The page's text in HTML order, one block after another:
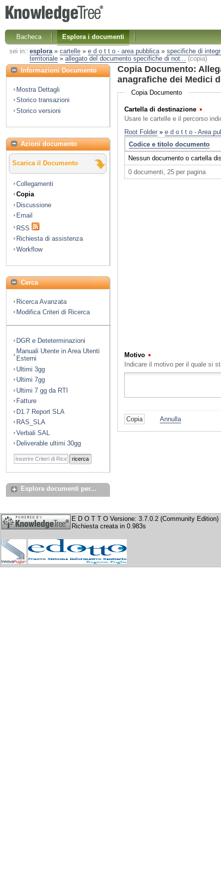
Bacheca
Esplora i documenti
sei in:: esplora» cartelle» e d o t t o - area pubblica» specifiche di
territoriale» allegato del documento specifiche di not... (copia)
Informazioni Documento
Mostra Dettagli
Storico transazioni
Storico versioni
Azioni documento
Scarica il Documento
Collegamenti
Copia
Discussione
Email
RSS
Richiesta di assistenza
Workflow
Cerca
Ricerca Avanzata
Modifica Criteri di Ricerca
DGR e Deteterminazioni
Manuali Utente in Area Utenti
Esterni
Ultimi 3gg
Ultimi 7gg
Ultimi 7 gg da RTI
Fatture
D1.7 Report SLA
RAS_SLA
Verbali SAL
Deliverable ultimi 30gg
ricerca
Esplora documenti per...
Copia Documento:
anagrafiche dei Medici
Copia Documento
Cartella di destinazione
Usare le cartelle e il percorso
Motivo
Indicare il motivo per il quale si
Annulla
E D O T T O Versione: 3.7.0.2 (Community Edition)
Richiesta creata in 0.983s